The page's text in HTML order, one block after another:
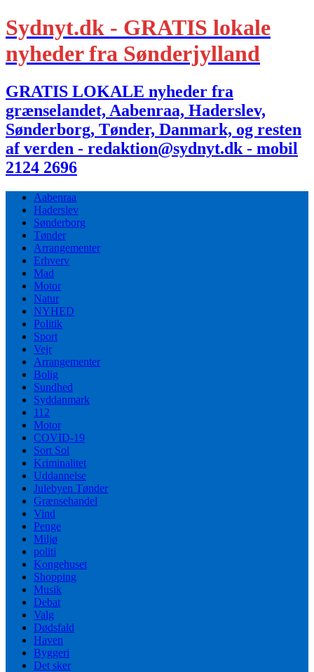
Sydnyt.dk - GRATIS lokale
nyheder fra Sønderjylland
GRATIS LOKALE nyheder fra
grænselandet, Aabenraa, Haderslev,
Sønderborg, Tønder, Danmark, og resten
af verden - redaktion@sydnyt.dk - mobil
2124 2696
Aabenraa
Haderslev
Sønderborg
Tønder
Arrangementer
Erhverv
Mad
Motor
Natur
NYHED
Politik
Sport
Vejr
Arrangementer
Bolig
Sundhed
Syddanmark
112
Motor
COVID-19
Sort Sol
Kriminalitet
Uddannelse
Julebyen Tønder
Grænsehandel
Vind
Penge
Miljø
politi
Kongehuset
Shopping
Musik
Debat
Valg
Dødsfald
Haven
Byggeri
Det sker